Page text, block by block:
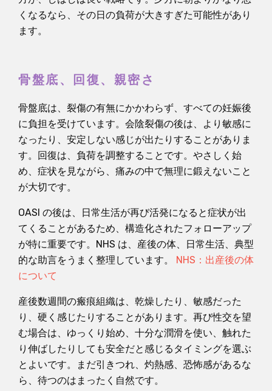
くなるなら、その日の負荷が大きすぎた可能性があり
ます。
骨盤底、回復、親密さ
骨盤底は、裂傷の有無にかかわらず、すべての妊娠後
に負担を受けています。会陰裂傷の後は、より敏感に
なったり、安定しない感じが出たりすることがありま
す。回復は、負荷を調整することです。やさしく始
め、症状を見ながら、痛みの中で無理に鍛えないこと
が大切です。
OASI の後は、日常生活が再び活発になると症状が出
てくることがあるため、構造化されたフォローアップ
が特に重要です。NHS は、産後の体、日常生活、典型
的な助言をうまく整理しています。 NHS：出産後の体
について
産後数週間の瘢痕組織は、乾燥したり、敏感だった
り、硬く感じたりすることがあります。再び性交を望
む場合は、ゆっくり始め、十分な潤滑を使い、触れた
り伸ばしたりしても安全だと感じるタイミングを選ぶ
とよいです。まだ引きつれ、灼熱感、恐怖感があるな
ら、待つのはまったく自然です。